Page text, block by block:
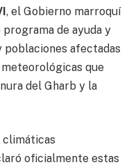
, el Gobierno marroquí
de ayuda y
poblaciones afectadas
que
del Gharb y la
climáticas
oficialmente estas